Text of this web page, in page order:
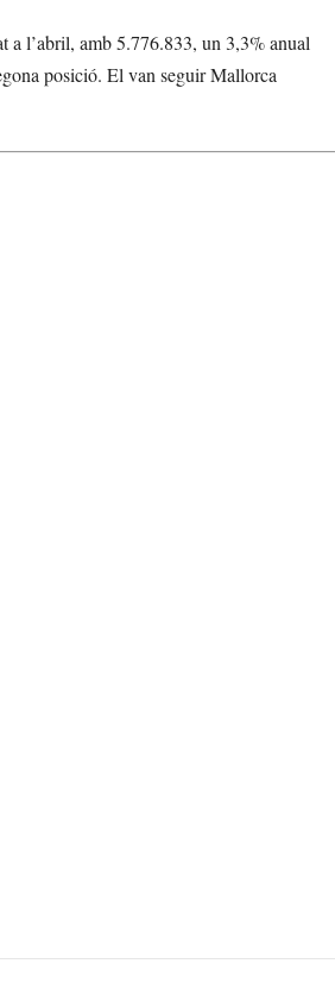
a l’abril, amb 5.776.833, un 3,3% anual
posició. El van seguir Mallorca